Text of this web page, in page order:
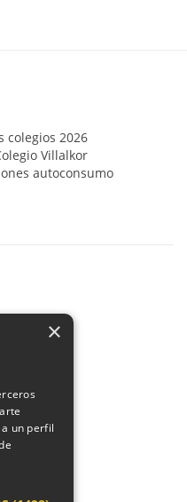
×
un perfil